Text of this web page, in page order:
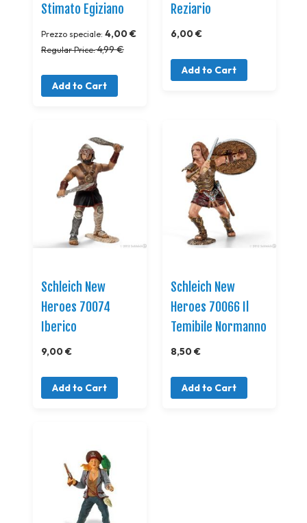
Stimato Egiziano
Prezzo speciale 4,00 €
Regular Price 4,99 €
Add to Cart
Reziario
6,00 €
Add to Cart
Schleich New
Heroes 70074
Iberico
9,00 €
Add to Cart
Schleich New
Heroes 70066 Il
Temibile Normanno
8,50 €
Add to Cart